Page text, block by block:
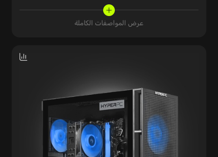
عرض المواصفات الكاملة